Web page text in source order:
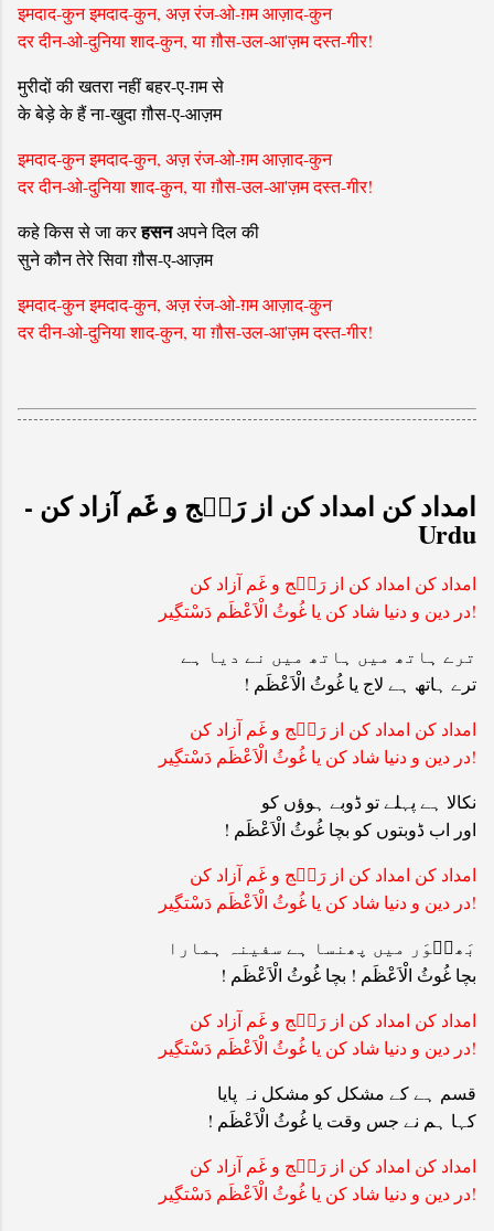
इमदाद-कुन इमदाद-कुन, अज़ रंज-ओ-ग़म आज़ाद-कुन
दर दीन-ओ-दुनिया शाद-कुन, या ग़ौस-उल-आ'ज़म दस्त-गीर!
मुरीदों की खतरा नहीं बहर-ए-ग़म से
के बेड़े के हैं ना-खुदा ग़ौस-ए-आज़म
इमदाद-कुन इमदाद-कुन, अज़ रंज-ओ-ग़म आज़ाद-कुन
दर दीन-ओ-दुनिया शाद-कुन, या ग़ौस-उल-आ'ज़म दस्त-गीर!
कहे किस से जा करहसनअपने दिल की
सुने कौन तेरे सिवा ग़ौस-ए-आज़म
इमदाद-कुन इमदाद-कुन, अज़ रंज-ओ-ग़म आज़ाद-कुन
दर दीन-ओ-दुनिया शाद-कुन, या ग़ौस-उल-आ'ज़म दस्त-गीर!
امداد کن امداد کن از رَن٘ج و غَم آزاد کن -
Urdu
امداد کن امداد کن از رَن٘ج و غَم آزاد کن
!در دین و دنیا شاد کن یا غُوثُ الْاَعْظَم دَسْتگِیر
ترے ہاتھ میں ہاتھ میں نے دیا ہے
ترے ہاتھ ہے لاج یا غُوثُ الْاَعْظَم !
امداد کن امداد کن از رَن٘ج و غَم آزاد کن
!در دین و دنیا شاد کن یا غُوثُ الْاَعْظَم دَسْتگِیر
نکالا ہے پہلے تو ڈوبے ہوؤں کو
اور اب ڈوبتوں کو بچا غُوثُ الْاَعْظَم !
امداد کن امداد کن از رَن٘ج و غَم آزاد کن
!در دین و دنیا شاد کن یا غُوثُ الْاَعْظَم دَسْتگِیر
بَھن٘وَر میں پھنسا ہے سفینہ ہمارا
بچا غُوثُ الْاَعْظَم ! بچا غُوثُ الْاَعْظَم !
امداد کن امداد کن از رَن٘ج و غَم آزاد کن
!در دین و دنیا شاد کن یا غُوثُ الْاَعْظَم دَسْتگِیر
قسم ہے کے مشکل کو مشکل نہ پایا
کہا ہم نے جس وقت یا غُوثُ الْاَعْظَم !
امداد کن امداد کن از رَن٘ج و غَم آزاد کن
!در دین و دنیا شاد کن یا غُوثُ الْاَعْظَم دَسْتگِیر